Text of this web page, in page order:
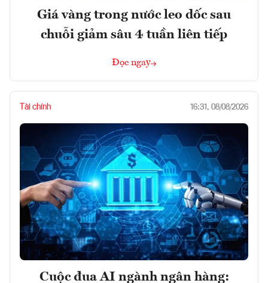
Giá vàng trong nước leo dốc sau
chuỗi giảm sâu 4 tuần liên tiếp
Đọc ngay
Tài chính 16:31, 08/08/2026
Cuộc đua AI ngành ngân hàng: